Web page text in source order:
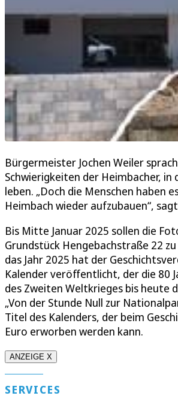
Bürgermeister Jochen Weiler
Schwierigkeiten der Heimbacher, in
leben. „Doch die Menschen haben
Heimbach wieder aufzubauen“,
Bis Mitte Januar 2025 sollen die
Grundstück Hengebachstraße 22
das Jahr 2025 hat der
Kalender veröffentlicht, der die 80
des Zweiten Weltkrieges bis heute
„Von der Stunde Null zur
Titel des Kalenders, der beim
Euro erworben werden kann.
ANZEIGE X
SERVICES